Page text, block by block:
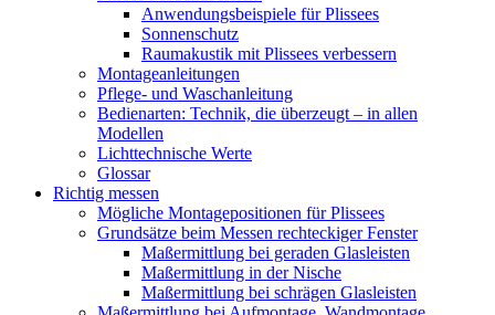
Anwendungsbeispiele für Plissees
Sonnenschutz
Raumakustik mit Plissees verbessern
Montageanleitungen
Pflege- und Waschanleitung
Bedienarten: Technik, die überzeugt – in allen
Modellen
Lichttechnische Werte
Glossar
Richtig messen
Mögliche Montagepositionen für Plissees
Grundsätze beim Messen rechteckiger Fenster
Maßermittlung bei geraden Glasleisten
Maßermittlung in der Nische
Maßermittlung bei schrägen Glasleisten